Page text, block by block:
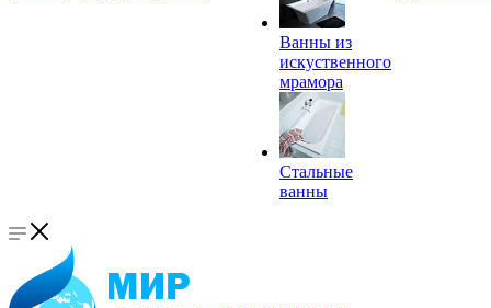
Ванны из
искуственного
мрамора
Стальные
ванны